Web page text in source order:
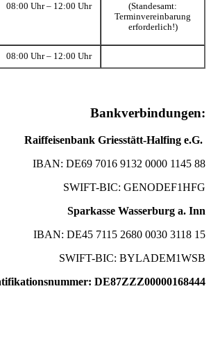
08:00 Uhr – 12:00 Uhr
(Standesamt:
Terminvereinbarung
erforderlich!)
08:00 Uhr – 12:00 Uhr
Bankverbindungen:
Raiffeisenbank Griesstätt-Halfing e.G.
IBAN: DE69 7016 9132 0000 1145 88
SWIFT-BIC: GENODEF1HFG
Sparkasse Wasserburg a. Inn
IBAN: DE45 7115 2680 0030 3118 15
SWIFT-BIC: BYLADEM1WSB
DE87ZZZ00000168444